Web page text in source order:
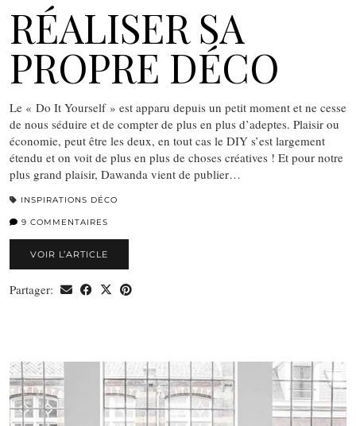
RÉALISER SA
PROPRE DÉCO
Le « Do It Yourself » est apparu depuis un petit moment et ne cesse
de nous séduire et de compter de plus en plus d’adeptes. Plaisir ou
économie, peut être les deux, en tout cas le DIY s’est largement
étendu et on voit de plus en plus de choses créatives ! Et pour notre
plus grand plaisir, Dawanda vient de publier…
INSPIRATIONS DÉCO
9 COMMENTAIRES
VOIR L’ARTICLE
Partager: